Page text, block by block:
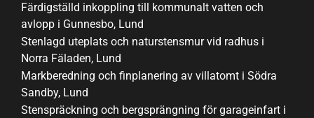
Färdigställd inkoppling till kommunalt vatten och
avlopp i Gunnesbo, Lund
Stenlagd uteplats och naturstensmur vid radhus i
Norra Fäladen, Lund
Markberedning och finplanering av villatomt i Södra
Sandby, Lund
Stenspräckning och bergsprängning för garageinfart i